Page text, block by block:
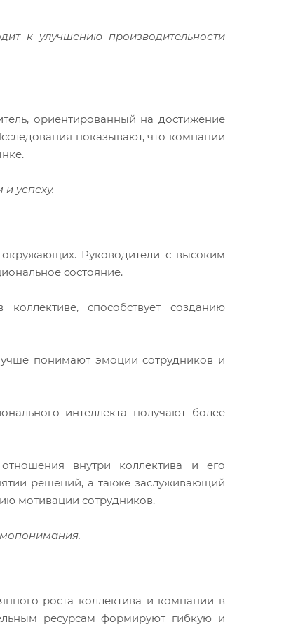
к улучшению производительности
ориентированный на достижение
показывают, что компании
успеху.
Руководители с высоким
состояние.
способствует созданию
понимают эмоции сотрудников и
интеллекта получают более
внутри коллектива и его
решений, а также заслуживающий
мотивации сотрудников.
роста коллектива и компании в
ресурсам формируют гибкую и